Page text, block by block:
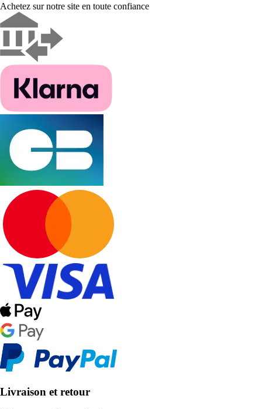
Achetez sur notre site en toute confiance
Livraison et retour